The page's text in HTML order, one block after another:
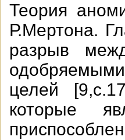
Теория
Р.Мертона.
разрыв
целей
которые